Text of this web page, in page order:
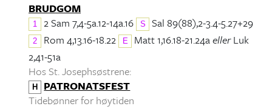
BRUDGOM
1 2 Sam 7,4-5a.12-14a.16 S Sal 89(88),2-3.4-5.27+29
2 Rom 4,13.16-18.22 E Matt 1,16.18-21.24aellerLuk
2,41-51a
Hos St. Josephsøstrene:
H
PATRONATSFEST
Tidebønner for høytiden